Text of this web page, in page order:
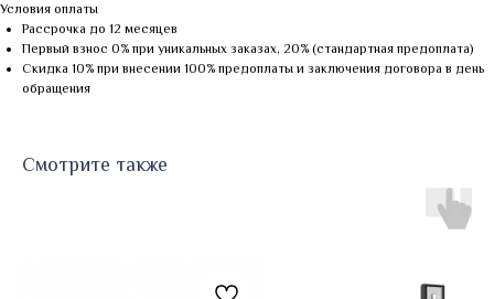
Условия оплаты
Рассрочка до 12 месяцев
Первый взнос 0% при уникальных заказах, 20% (стандартная предоплата)
Скидка 10% при внесении 100% предоплаты и заключения договора в день
обращения
Смотрите также